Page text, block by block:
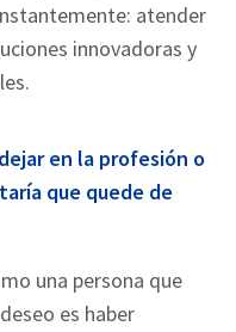
atender
innovadoras y
en la profesión o
que quede de
una persona que
es haber